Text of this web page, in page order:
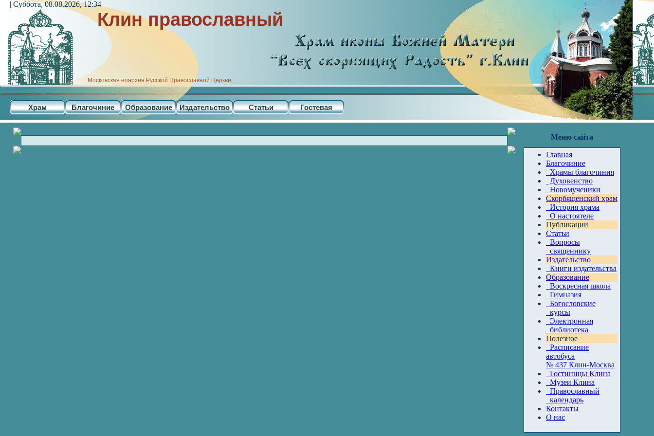
Клин православный
Московская епархия Русской Православной Церкви
Храм Благочиние Образование Издательство Статьи Гостевая
| Суббота, 08.08.2026, 12:34
Меню сайта
Главная
Благочиние
Храмы благочиния
Духовенство
Новомученики
Скорбященский храм
История храма
О настоятеле
Публикации
Статьи
Вопросы
священнику
Издательство
Книги издательства
Образование
Воскресная школа
Гимназия
Богословские
курсы
Электронная
библиотека
Полезное
Расписание
автобуса
№ 437 Клин-Москва
Гостиницы Клина
Музеи Клина
Православный
календарь
Контакты
О нас